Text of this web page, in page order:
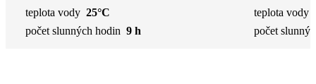
teplota vody 25°C
počet slunných hodin 9 h
teplota vody
počet